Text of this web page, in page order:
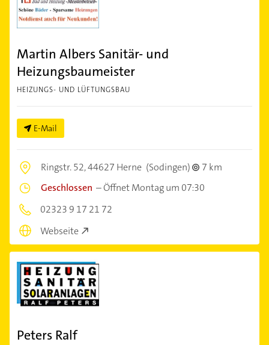
Martin Albers Sanitär- und
Heizungsbaumeister
HEIZUNGS- UND LÜFTUNGSBAU
E-Mail
Ringstr. 52,44627 Herne (Sodingen)
7 km
Geschlossen –Öffnet Montag um 07:30
02323 9 17 21 72
Webseite
Peters Ralf